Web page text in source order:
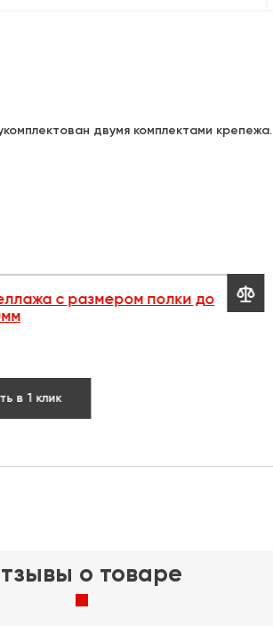
двумя комплектами крепежа.
с размером полки до
в 1 клик

о товаре